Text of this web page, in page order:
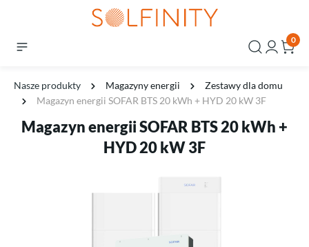
0
Nasze produkty Magazyny energii
Zestawy dla domu
Magazyn energii SOFAR BTS 20 kWh + HYD 20 kW 3F
Magazyn energii SOFAR BTS 20 kWh +
HYD 20 kW 3F